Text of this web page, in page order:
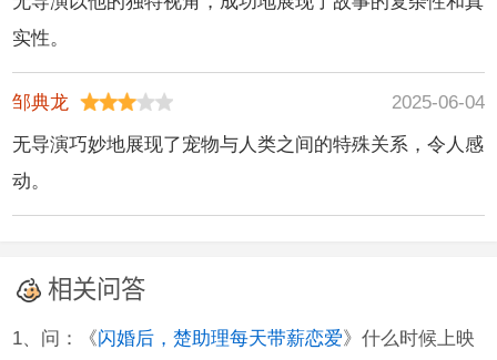
实性。
邹典龙
2025-06-04
无导演巧妙地展现了宠物与人类之间的特殊关系，令人感
动。
相关问答
1、问：《闪婚后，楚助理每天带薪恋爱》什么时候上映